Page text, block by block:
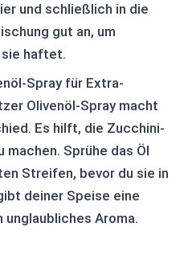
und schließlich in die
gut an, um
haftet.
Spray für Extra-
Olivenöl-Spray macht
Es hilft, die Zucchini-
Sprühe das Öl
Streifen, bevor du sie in
deiner Speise eine
unglaubliches Aroma.